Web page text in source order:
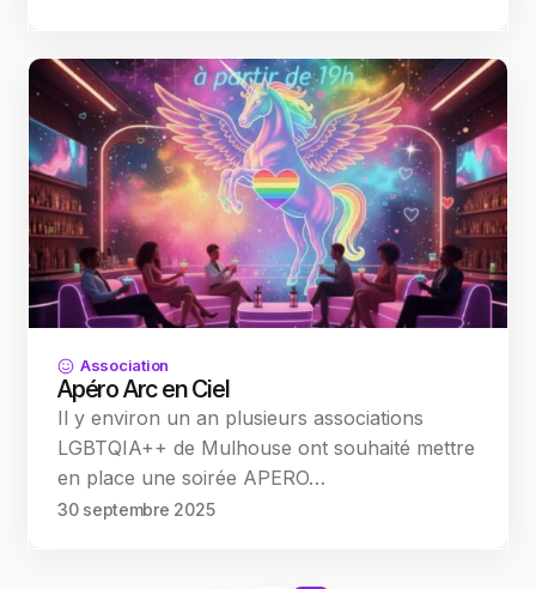
Association
Apéro Arc en Ciel
Il y environ un an plusieurs associations
LGBTQIA++ de Mulhouse ont souhaité mettre
en place une soirée APERO…
30 septembre 2025